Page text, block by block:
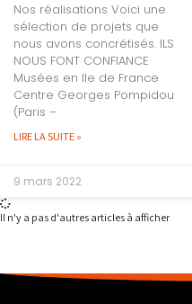
Nos réalisations Voici une
sélection de projets que
nous avons concrétisés. ILS
NOUS FONT CONFIANCE
Musées en Ile de France
Centre Georges Pompidou
(Paris –
LIRE LA SUITE »
9 mars 2022
Il n'y a pas d'autres articles à afficher